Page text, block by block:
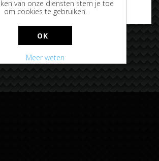
€124,95
van onze diensten stem je toe
om cookies te gebruiken.
OK
Meer weten